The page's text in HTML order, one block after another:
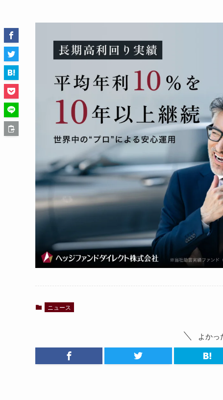
ニュース
よかっ